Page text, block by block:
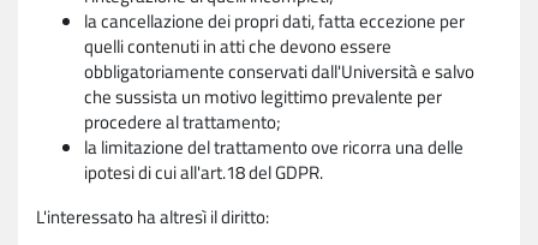
la cancellazione dei propri dati, fatta eccezione per
quelli contenuti in atti che devono essere
obbligatoriamente conservati dall'Università e salvo
che sussista un motivo legittimo prevalente per
procedere al trattamento;
la limitazione del trattamento ove ricorra una delle
ipotesi di cui all'art.18 del GDPR.
L'interessato ha altresì il diritto: